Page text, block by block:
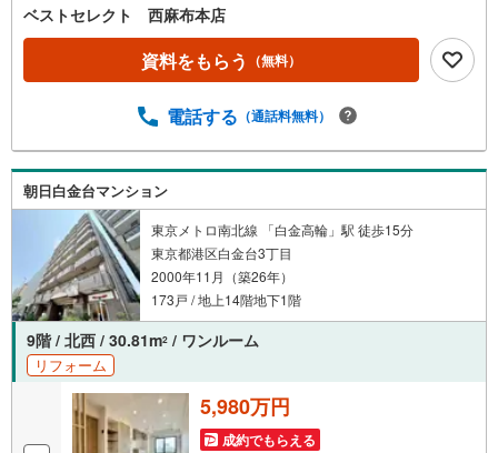
区南麻布2丁目】2013年9月築（総戸数336戸）の大規模タ
ワーレジデンス！セキュリティ面も安心の24時間有人管理
（夜間警備員）！14階建て13階部分の北向き2LDK＋WIC＋
SIC！お問合せお待ちしております〈物件POINT〉■東京メ
輪』駅徒歩8分■都営大江戸線『赤羽橋』徒歩16分■JR山手
線『田町』駅徒歩18分■大切なペットと一緒に暮らせるマ
ンション（細則有）■ホテルライクな内廊下設計■寒い季節
でも足元が快適な床暖房完備■快適な暮らしをサポートする
充実の共用施設（一部有償）・ゲストルーム・パーティー
ルーム・ラウンジ・スタディールーム等■■■■■■■■■■■■■■
■■■■■■■お気軽にお申しつけください。
ベストセレクト 西麻布本店
資料をもらう （無料）
電話する （通話料無料）
朝日白金台マンション
東京メトロ南北線 「白金高輪」駅 徒歩15分
東京都港区白金台3丁目
2000年11月（築26年）
173戸 / 地上14階地下1階
9階 / 北西 / 30.81m2 / ワンルーム
リフォーム
5,980万円
成約でもらえる